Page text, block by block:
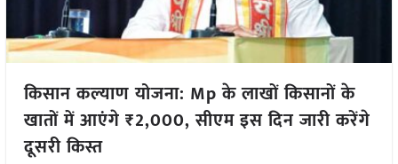
किसान कल्याण योजना: Mp के लाखों किसानों के
खातों में आएंगे ₹2,000, सीएम इस दिन जारी करेंगे
दूसरी किस्त